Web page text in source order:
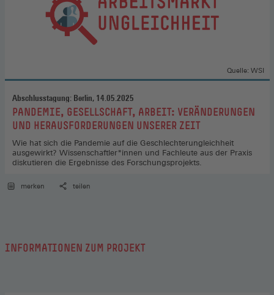
Abschlusstagung: Berlin, 14.05.2025
:PANDEMIE, GESELLSCHAFT, ARBEIT: VERÄNDERUNGEN
UND HERAUSFORDERUNGEN UNSERER ZEIT
Wie hat sich die Pandemie auf die Geschlechterungleichheit
ausgewirkt? Wissenschaftler*innen und Fachleute aus der Praxis
diskutieren die Ergebnisse des Forschungsprojekts.
Quelle: WSI
merken teilen
INFORMATIONEN ZUM PROJEKT